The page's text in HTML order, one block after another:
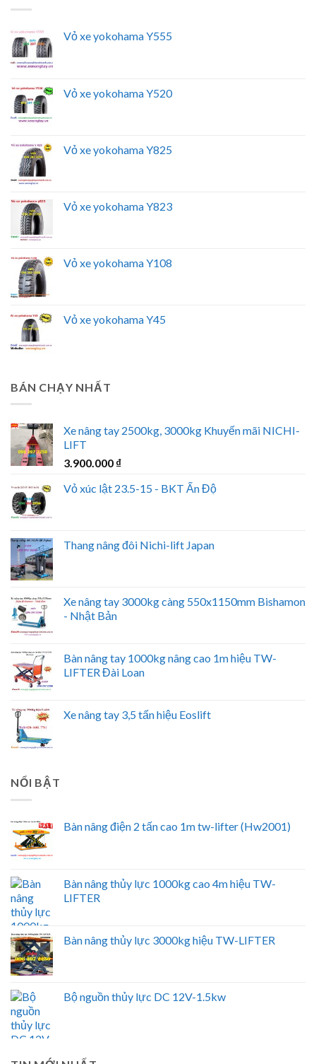
Vỏ xe yokohama Y555
Vỏ xe yokohama Y520
Vỏ xe yokohama Y825
Vỏ xe yokohama Y823
Vỏ xe yokohama Y108
Vỏ xe yokohama Y45
BÁN CHẠY NHẤT
Xe nâng tay 2500kg, 3000kg Khuyến mãi NICHI-
LIFT
3.900.000 ₫
Vỏ xúc lật 23.5-15 - BKT Ấn Độ
Thang nâng đôi Nichi-lift Japan
Xe nâng tay 3000kg càng 550x1150mm Bishamon
- Nhật Bản
Bàn nâng tay 1000kg nâng cao 1m hiệu TW-
LIFTER Đài Loan
Xe nâng tay 3,5 tấn hiệu Eoslift
NỔI BẬT
Bàn nâng điện 2 tấn cao 1m tw-lifter (Hw2001)
Bàn nâng thủy lực 1000kg cao 4m hiệu TW-
LIFTER
Bàn nâng thủy lực 3000kg hiệu TW-LIFTER
Bộ nguồn thủy lực DC 12V-1.5kw